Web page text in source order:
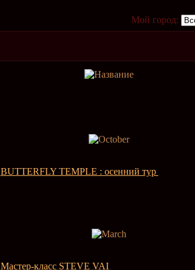
Мой город:
BUTTERFLY TEMPLE : осенний тур
Мастер-класс STEVE VAI